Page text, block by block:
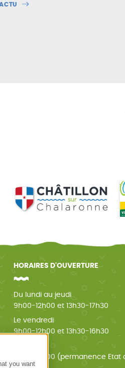
HORAIRES D'OUVERTURE
Du lundi au jeudi
9h00-12h00 et 13h30-17h30
Le vendredi
9h00-12h00 et 13h30-16h30
9h00-12h00 (permanence Etat
you want